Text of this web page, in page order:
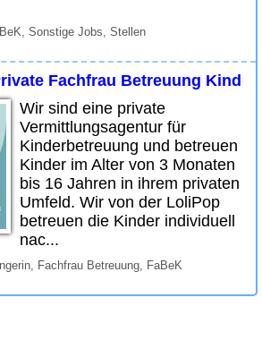
Sonstige Jobs, Stellen
Fachfrau Betreuung Kind
Wir sind eine private
Vermittlungsagentur für
Kinderbetreuung und betreuen
Kinder im Alter von 3 Monaten
bis 16 Jahren in ihrem privaten
Umfeld. Wir von der LoliPop
betreuen die Kinder individuell
nac...
Fachfrau Betreuung, FaBeK